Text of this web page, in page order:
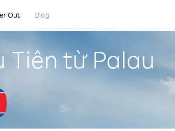
Out Blog
Tiên từ Palau